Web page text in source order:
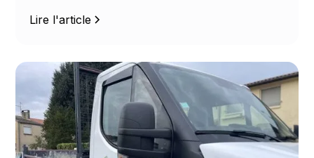
concrets pour réduire les pertes d’énergie,
techniques et aides pratiques pour agir dès
maintenant avec Les Couvreurs Occitans.
Lire l'article